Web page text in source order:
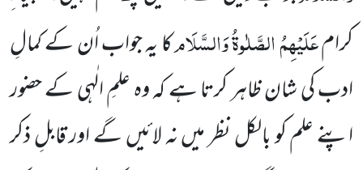
کرامعَلَیْہِمُ الصَّلٰوۃُ وَالسَّلَامکا یہ جواب اُن کے کمالِ
ادب کی شان ظاہرکرتا ہے کہ وہ علمِ الٰہی کے حضور
اپنے علم کو بالکل نظر میں نہ لائیں گے اور قابلِ ذکر